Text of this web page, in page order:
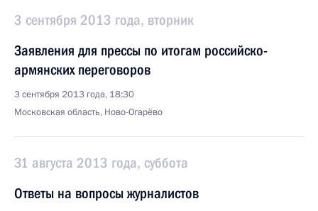
3 сентября 2013 года, вторник
Заявления для прессы по итогам российско-
армянских переговоров
3 сентября 2013 года, 18:30
Московская область, Ново-Огарёво
31 августа 2013 года, суббота
Ответы на вопросы журналистов